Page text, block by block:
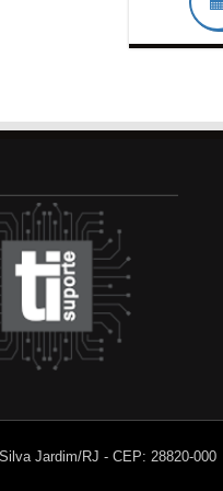
Jardim/RJ - CEP: 28820-000